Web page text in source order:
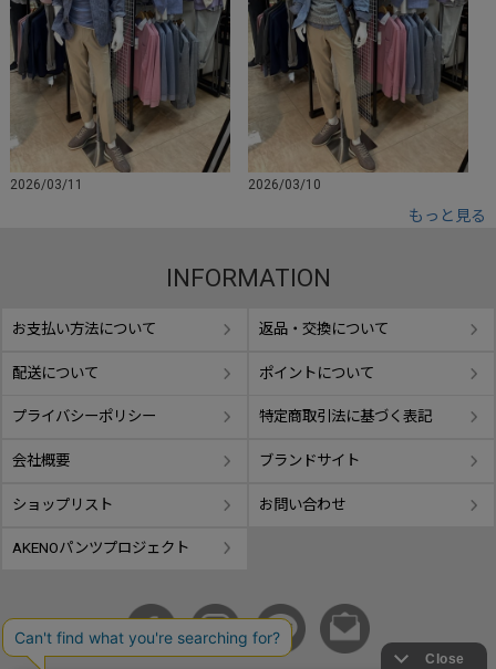
2026/03/11 2026/03/10
もっと見る
INFORMATION
お支払い方法について 返品・交換について
配送について ポイントについて
プライバシーポリシー 特定商取引法に基づく表記
会社概要 ブランドサイト
ショップリスト お問い合わせ
AKENOパンツプロジェクト